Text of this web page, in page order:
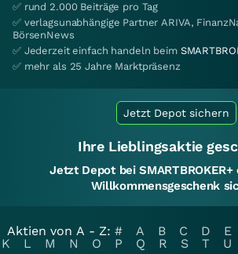
✅ rund 2.000 Beiträge pro Tag
✅ verlagsunabhängige Partner ARIVA,
BörsenNews
✅ Jederzeit einfach handeln beim
✅ mehr als 25 Jahre Marktpräsenz
Jetzt Depot sichern
Ihre Lieblingsaktie
Jetzt Depot bei
Willkommensgeschenk
Aktien von A - Z: # A B C D E
K
L M N O P Q R S T U